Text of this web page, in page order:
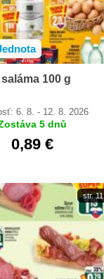
100 g
6. 8. - 12. 8. 2026
5 dnů
0,89 €
str. 11